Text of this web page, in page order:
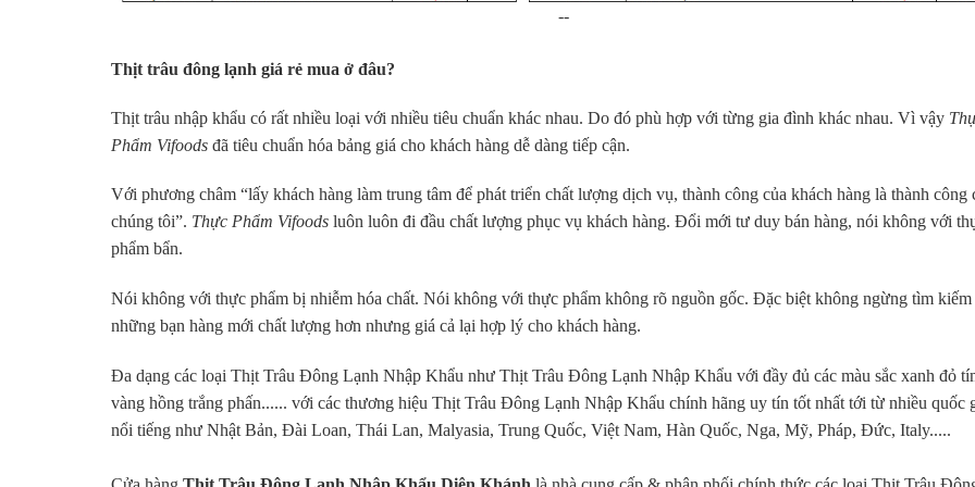
--
Thịt trâu đông lạnh giá rẻ mua ở đâu?
Thịt trâu nhập khẩu có rất nhiều loại với nhiều tiêu chuẩn khác nhau. Do đó phù hợp với từng gia đình khác nhau. Vì vậy
Phẩm Vifoods đã tiêu chuẩn hóa bảng giá cho khách hàng dễ dàng tiếp cận.
Với phương châm “lấy khách hàng làm trung tâm để phát triển chất lượng dịch vụ, thành công của khách hàng là thành công
chúng tôi”. Thực Phẩm Vifoods luôn luôn đi đầu chất lượng phục vụ khách hàng. Đổi mới tư duy bán hàng, nói không với
phẩm bẩn.
Nói không với thực phẩm bị nhiễm hóa chất. Nói không với thực phẩm không rõ nguồn gốc. Đặc biệt không ngừng tìm kiếm
những bạn hàng mới chất lượng hơn nhưng giá cả lại hợp lý cho khách hàng.
Đa dạng các loại Thịt Trâu Đông Lạnh Nhập Khẩu như Thịt Trâu Đông Lạnh Nhập Khẩu với đầy đủ các màu sắc xanh đỏ
vàng hồng trắng phấn...... với các thương hiệu Thịt Trâu Đông Lạnh Nhập Khẩu chính hãng uy tín tốt nhất tới từ nhiều quốc
nổi tiếng như Nhật Bản, Đài Loan, Thái Lan, Malyasia, Trung Quốc, Việt Nam, Hàn Quốc, Nga, Mỹ, Pháp, Đức, Italy.....